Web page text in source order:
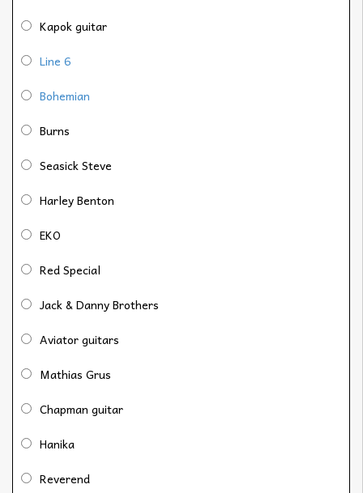
Kapok guitar
Line 6
Bohemian
Burns
Seasick Steve
Harley Benton
EKO
Red Special
Jack & Danny Brothers
Aviator guitars
Mathias Grus
Chapman guitar
Hanika
Reverend